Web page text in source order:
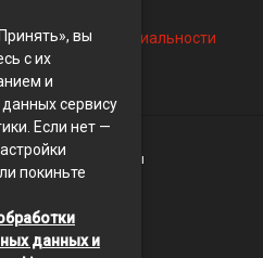
конфиденциальности
и финансы
только с
сайт
вы
с их
и
сервису
Если нет —
покиньте
данных и